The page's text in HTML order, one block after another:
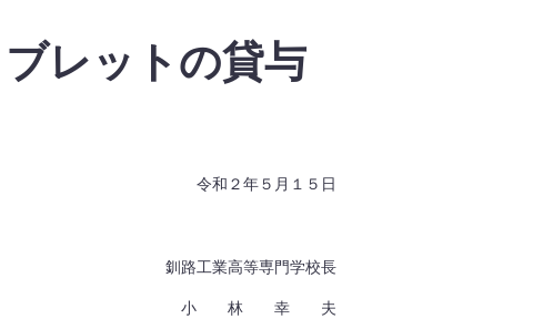
レットの貸与
５月１５日
等専門学校長
幸 夫